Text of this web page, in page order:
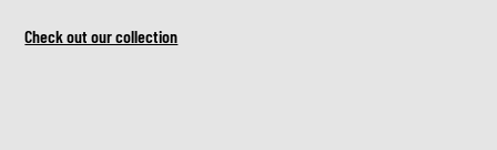
Check out our collection